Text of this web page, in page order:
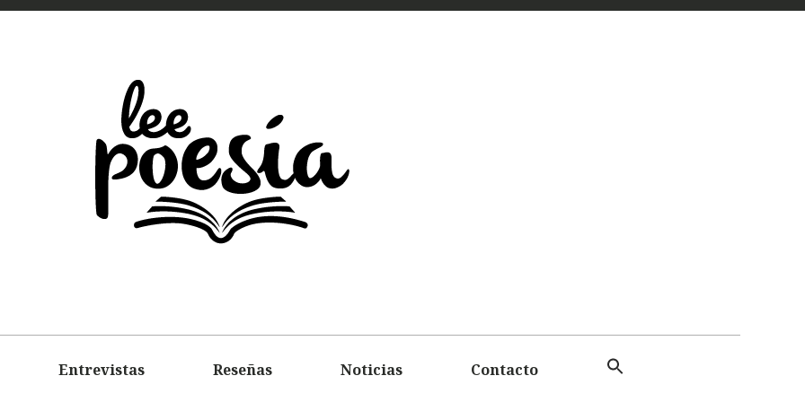
LEE
Entrevistas Reseñas Noticias Contacto